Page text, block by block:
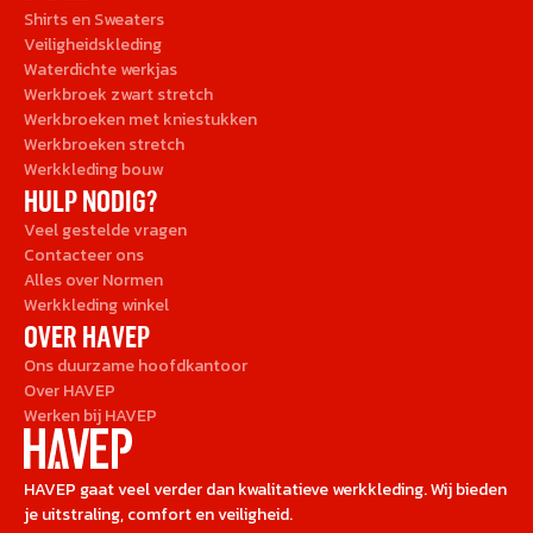
HAVEP gaat veel verder dan kwalitatieve werkkleding. Wij bieden
je uitstraling, comfort en veiligheid.
Shirts en Sweaters
Veiligheidskleding
Waterdichte werkjas
Werkbroek zwart stretch
Werkbroeken met kniestukken
Werkbroeken stretch
Werkkleding bouw
HULP NODIG?
Veel gestelde vragen
Contacteer ons
Alles over Normen
Werkkleding winkel
OVER HAVEP
Ons duurzame hoofdkantoor
Over HAVEP
Werken bij HAVEP